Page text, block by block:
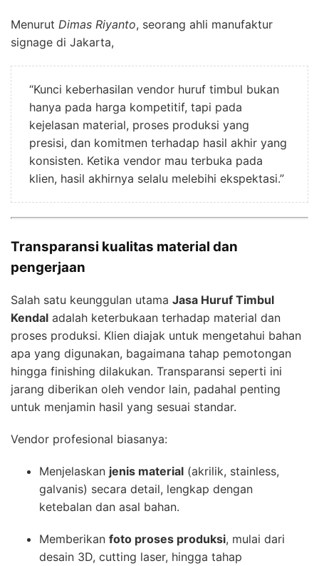
Menurut Dimas Riyanto, seorang ahli manufaktur
signage di Jakarta,
“Kunci keberhasilan vendor huruf timbul bukan
hanya pada harga kompetitif, tapi pada
kejelasan material, proses produksi yang
presisi, dan komitmen terhadap hasil akhir yang
konsisten. Ketika vendor mau terbuka pada
klien, hasil akhirnya selalu melebihi ekspektasi.”
Transparansi kualitas material dan
pengerjaan
Salah satu keunggulan utama Jasa Huruf Timbul
Kendal adalah keterbukaan terhadap material dan
proses produksi. Klien diajak untuk mengetahui bahan
apa yang digunakan, bagaimana tahap pemotongan
hingga finishing dilakukan. Transparansi seperti ini
jarang diberikan oleh vendor lain, padahal penting
untuk menjamin hasil yang sesuai standar.
Vendor profesional biasanya:
Menjelaskan jenis material (akrilik, stainless,
galvanis) secara detail, lengkap dengan
ketebalan dan asal bahan.
Memberikan foto proses produksi, mulai dari
desain 3D, cutting laser, hingga tahap